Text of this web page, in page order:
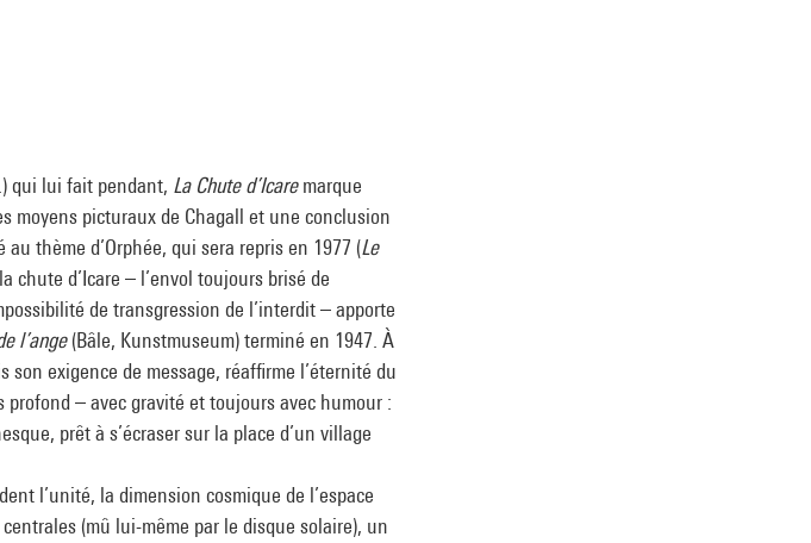
qui lui fait pendant, La Chute d’Icaremarque
moyens picturaux de Chagall et une conclusion
thème d’Orphée, qui sera repris en 1977 (Le
chute d’Icare – l’envol toujours brisé de
de transgression de l’interdit – apporte
l’ange(Bâle, Kunstmuseum) terminé en 1947. À
exigence de message, réaffirme l’éternité du
– avec gravité et toujours avec humour :
prêt à s’écraser sur la place d’un village
l’unité, la dimension cosmique de l’espace
(mû lui-même par le disque solaire), un